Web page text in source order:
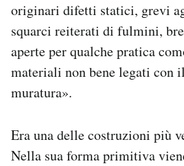
originari difetti statici, grevi
squarci reiterati di fulmini,
aperte per qualche pratica
materiali non bene legati con
muratura».
Era una delle costruzioni più
Nella sua forma primitiva